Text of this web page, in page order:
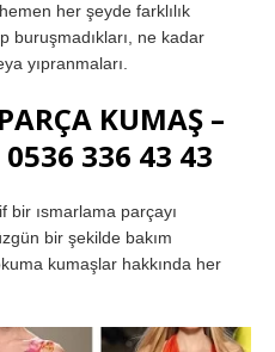
her şeyde farklılık
buruşmadıkları, ne kadar
yıpranmaları.
KUMAŞ –
336 43 43
bir ısmarlama parçayı
bir şekilde bakım
kumaşlar hakkında her